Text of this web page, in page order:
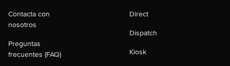
Contacta con
nosotros
Preguntas
frecuentes (FAQ)
Direct
Dispatch
Kiosk